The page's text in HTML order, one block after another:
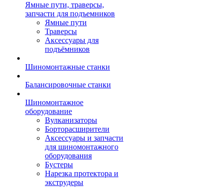
Ямные пути, траверсы,
запчасти для подъемников
Ямные пути
Траверсы
Аксессуары для
подъёмников
Шиномонтажные станки
Балансировочные станки
Шиномонтажное
оборудование
Вулканизаторы
Борторасширители
Аксессуары и запчасти
для шиномонтажного
оборудования
Бустеры
Нарезка протектора и
экструдеры